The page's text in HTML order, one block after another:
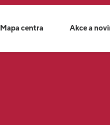
Mapa centra Akce a